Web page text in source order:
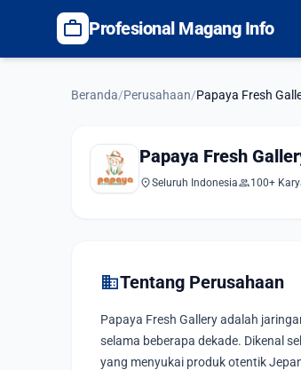
work Profesional Magang Info
Beranda/Perusahaan/Papaya Fresh
Papaya Fresh
location_onSeluruh Indonesiagroup100+
domainTentang Perusahaan
Papaya Fresh Gallery adalah
selama beberapa dekade. Dikenal
yang menyukai produk otentik